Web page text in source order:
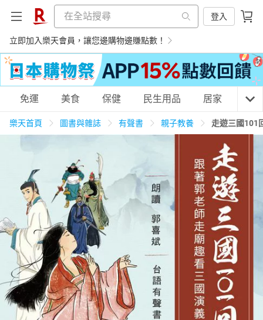
登入
立即加入樂天會員，讓您邊購物邊賺點數！
購物網分類
美食蛋糕 民生用品
居家生活 3C家電 運動休閒 親子玩具
女裝 男裝 化妝保養 情趣用品
日本購物 電子/紙本書
HOT
免運 美食 保健 民生用品 居家 3C
樂天首頁 圖書與雜誌 有聲書 親子教養 走遊三國101